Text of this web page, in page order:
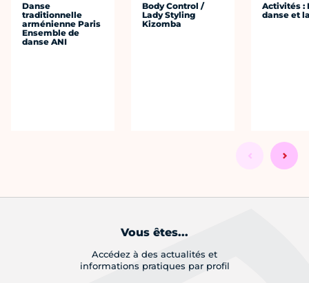
Danse
traditionnelle
arménienne Paris
Ensemble de
danse ANI
Body Control /
Lady Styling
Kizomba
Activités :
danse et
Vous êtes...
Accédez à des actualités et
informations pratiques par profil